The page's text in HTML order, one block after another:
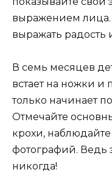
выражением лица.
выражать радость
В семь месяцев
встает на ножки и
только начинает
Отмечайте
крохи,
фотографий. Ведь
никогда!